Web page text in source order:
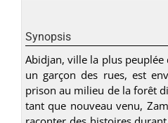
Synopsis
Abidjan, ville la plus peuplée
un garçon des rues, est
prison au milieu de la forêt
tant que nouveau venu,